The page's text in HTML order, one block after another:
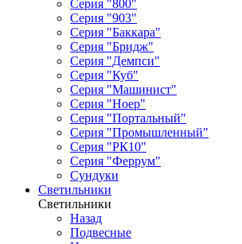
Серия "800"
Серия "903"
Серия "Баккара"
Серия "Бридж"
Серия "Демпси"
Серия "Куб"
Серия "Машинист"
Серия "Ноер"
Серия "Портальный"
Серия "Промышленный"
Серия "РК10"
Серия "Феррум"
Сундуки
Светильники
Светильники
Назад
Подвесные